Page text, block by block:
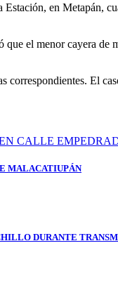
en Metapán,
el menor cayera
El
MALACATIUPÁN
DURANTE